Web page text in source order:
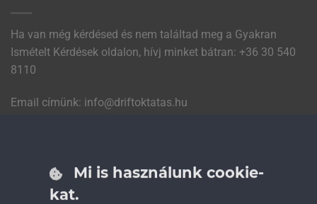
Ha van még kérdésed és nem találtad meg a Gyakran
Ismételt Kérdések oldalon, hívj minket bátran: +36 30 540
8110
Email címünk: uh.satatkotfird@ofni
LEGNÉPSZERŰBB DRIFT ÉLMÉNYEK
Mi is használunk cookie-
kat.